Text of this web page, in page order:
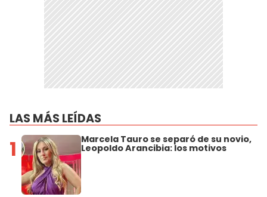
LAS MÁS LEÍDAS
1 Marcela Tauro se separó de su novio,
Leopoldo Arancibia: los motivos